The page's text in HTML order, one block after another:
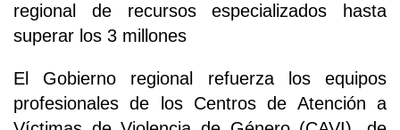
regional de recursos especializados hasta
superar los 3 millones
El Gobierno regional refuerza los equipos
profesionales de los Centros de Atención a